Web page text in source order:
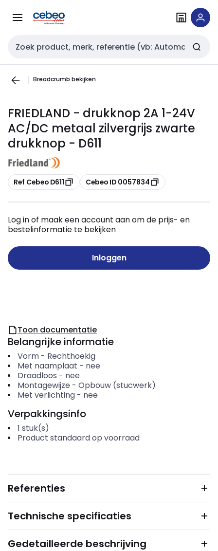
naar
naar
Zoekveld invoer
Breadcrumb bekijken
FRIEDLAND - drukknop 2A 1-24V
AC/DC metaal zilvergrijs zwarte
drukknop - D611
Kopiëren
Ref Cebeo D611 Kopiëren
Cebeo ID 0057834
Log in of maak een account aan om de prijs- en
bestelinformatie te bekijken
Inloggen
Toon documentatie
Belangrijke informatie
Vorm- Rechthoekig
Met naamplaat - nee
Draadloos - nee
Montagewijze - Opbouw (stucwerk)
Met verlichting- nee
Verpakkingsinfo
1 stuk(s)
Product standaard op voorraad
Referenties
Technische specificaties
Gedetailleerde beschrijving